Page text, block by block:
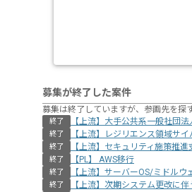
募集が終了した案件
募集は終了していますが、参画先を探
終了 【上流】大手公共系一般社団
終了 【上流】レジリエンス領域サ
終了 【上流】セキュリティ施策推進
終了 【PL】 AWS移行
終了 【上流】サーバーOS/ミドル
終了 【上流】次期システム更改に